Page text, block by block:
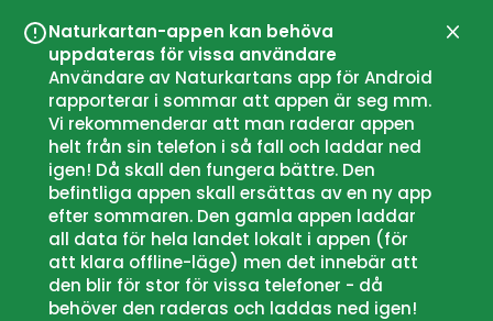
Naturkartan-appen kan behöva
uppdateras för vissa användare
Användare av Naturkartans app för Android
rapporterar i sommar att appen är seg mm.
Vi rekommenderar att man raderar appen
helt från sin telefon i så fall och laddar ned
igen! Då skall den fungera bättre. Den
befintliga appen skall ersättas av en ny app
efter sommaren. Den gamla appen laddar
all data för hela landet lokalt i appen (för
att klara offline-läge) men det innebär att
den blir för stor för vissa telefoner - då
behöver den raderas och laddas ned igen!